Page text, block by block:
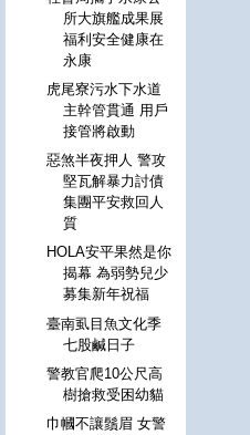
所大旗艦成果展
福利安全健康在
永康
虎尾寮污水下水道
主幹管貫通 用戶
接管將啟動
惡煞半夜押人 警攻
堅瓦解暴力討債
集團平安救回人
質
HOLA安平果然是你
揭幕 為弱勢兒少
募集新年祝福
臺南虱目魚文化季
七股鹹日子
警教官爬10公尺高
樹搶救受困幼貓
巾幗不讓鬚眉 女警